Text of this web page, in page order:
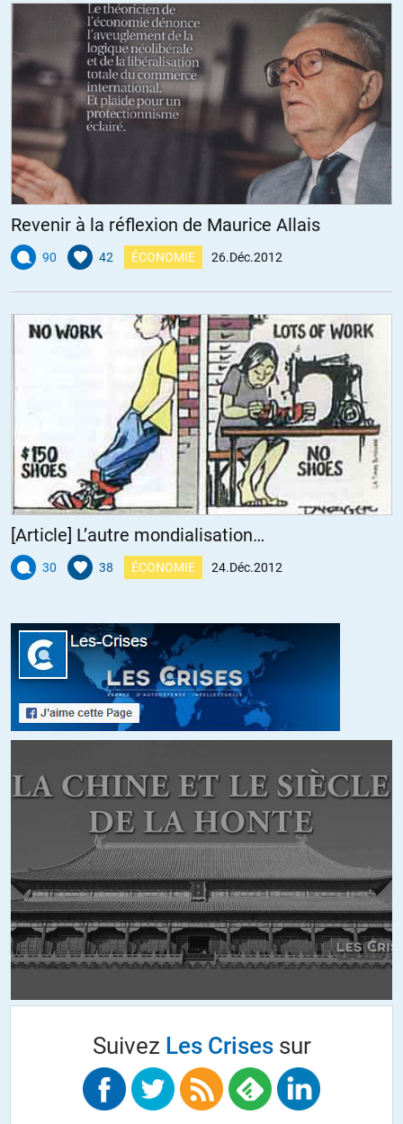
Revenir à la réflexion de Maurice Allais
90 42 ÉCONOMIE 26.Déc.2012
[Article] L’autre mondialisation…
30 38 ÉCONOMIE 24.Déc.2012
Suivez Les Crisessur